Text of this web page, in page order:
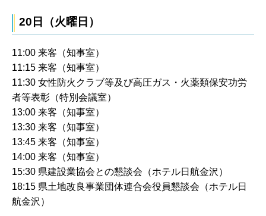
20日（火曜日）
11:00 来客（知事室）
11:15 来客（知事室）
11:30 女性防火クラブ等及び高圧ガス・火薬類保安功労
者等表彰（特別会議室）
13:00 来客（知事室）
13:30 来客（知事室）
13:45 来客（知事室）
14:00 来客（知事室）
15:30 県建設業協会との懇談会（ホテル日航金沢）
18:15 県土地改良事業団体連合会役員懇談会（ホテル日
航金沢）